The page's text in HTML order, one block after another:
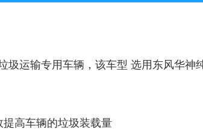
运输专用车辆，该车型 选用东风华
高车辆的垃圾装载量